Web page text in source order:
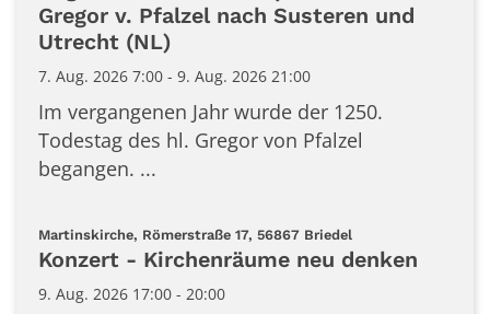
Gregor v. Pfalzel nach Susteren und
Utrecht (NL)
7. Aug. 2026 7:00 - 9. Aug. 2026 21:00
Im vergangenen Jahr wurde der 1250.
Todestag des hl. Gregor von Pfalzel
begangen. ...
Martinskirche, Römerstraße 17, 56867 Briedel:
Konzert - Kirchenräume neu denken
9. Aug. 2026 17:00 - 20:00